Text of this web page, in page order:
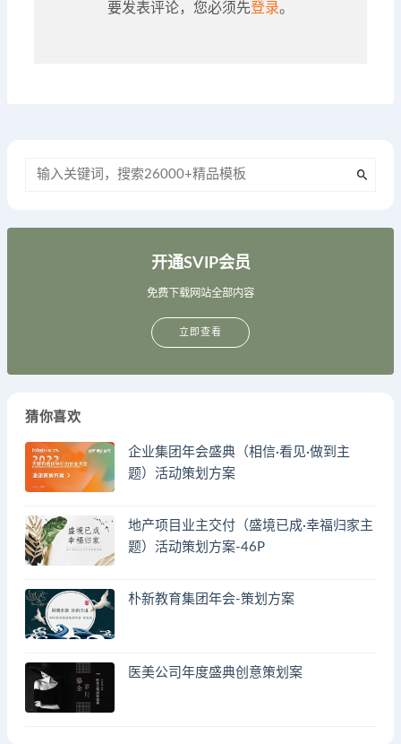
要发表评论，您必须先登录。
开通SVIP会员
免费下载网站全部内容
立即查看
猜你喜欢
企业集团年会盛典（相信·看见·做到主
题）活动策划方案
地产项目业主交付（盛境已成·幸福归家主
题）活动策划方案-46P
朴新教育集团年会-策划方案
医美公司年度盛典创意策划案